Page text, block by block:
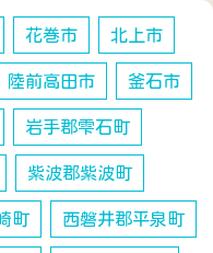
花巻市 北上市
陸前高田市 釜石市
岩手郡雫石町
紫波郡紫波町
町 西磐井郡平泉町